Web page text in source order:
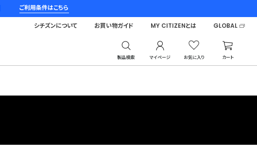
ご利用条件はこちら
製品検索 マイページ お気に入り カート
シチズンについて お買い物ガイド MY CITIZENとは GLOBAL